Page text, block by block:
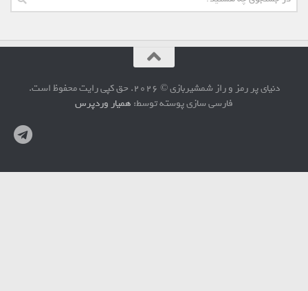
دنیای پر رمز و راز شمشیربازی © 2026. حق کپی رایت محفوظ است.
فارسی سازی پوسته توسط:همیار وردپرس